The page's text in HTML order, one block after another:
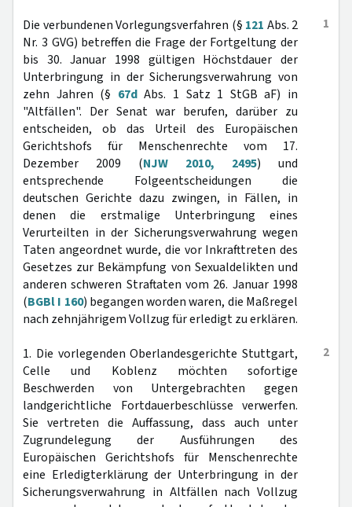
1
Die verbundenen Vorlegungsverfahren (§ 121 Abs. 2
Nr. 3 GVG) betreffen die Frage der Fortgeltung der
bis 30. Januar 1998 gültigen Höchstdauer der
Unterbringung in der Sicherungsverwahrung von
zehn Jahren (§ 67dAbs. 1 Satz 1 StGB aF) in
"Altfällen". Der Senat war berufen, darüber zu
entscheiden, ob das Urteil des Europäischen
Gerichtshofs für Menschenrechte vom 17.
Dezember 2009 (NJW 2010, 2495) und
entsprechende Folgeentscheidungen die
deutschen Gerichte dazu zwingen, in Fällen, in
denen die erstmalige Unterbringung eines
Verurteilten in der Sicherungsverwahrung wegen
Taten angeordnet wurde, die vor Inkrafttreten des
Gesetzes zur Bekämpfung von Sexualdelikten und
anderen schweren Straftaten vom 26. Januar 1998
(BGBl I 160) begangen worden waren, die Maßregel
nach zehnjährigem Vollzug für erledigt zu erklären.
2
1. Die vorlegenden Oberlandesgerichte Stuttgart,
Celle und Koblenz möchten sofortige
Beschwerden von Untergebrachten gegen
landgerichtliche Fortdauerbeschlüsse verwerfen.
Sie vertreten die Auffassung, dass auch unter
Zugrundelegung der Ausführungen des
Europäischen Gerichtshofs für Menschenrechte
eine Erledigterklärung der Unterbringung in der
Sicherungsverwahrung in Altfällen nach Vollzug